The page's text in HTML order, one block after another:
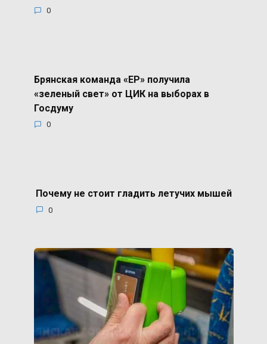
0
Брянская команда «ЕР» получила
«зеленый свет» от ЦИК на выборах в
Госдуму
0
Почему не стоит гладить летучих мышей
0